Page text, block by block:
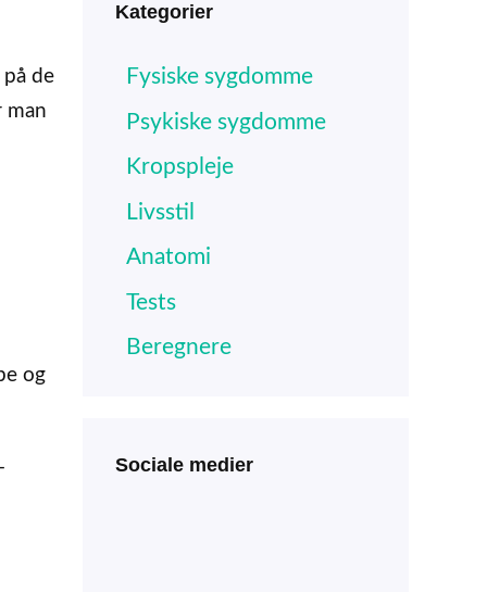
de
man
og
Kategorier
Fysiske sygdomme
Psykiske sygdomme
Kropspleje
Livsstil
Anatomi
Tests
Beregnere
Sociale medier